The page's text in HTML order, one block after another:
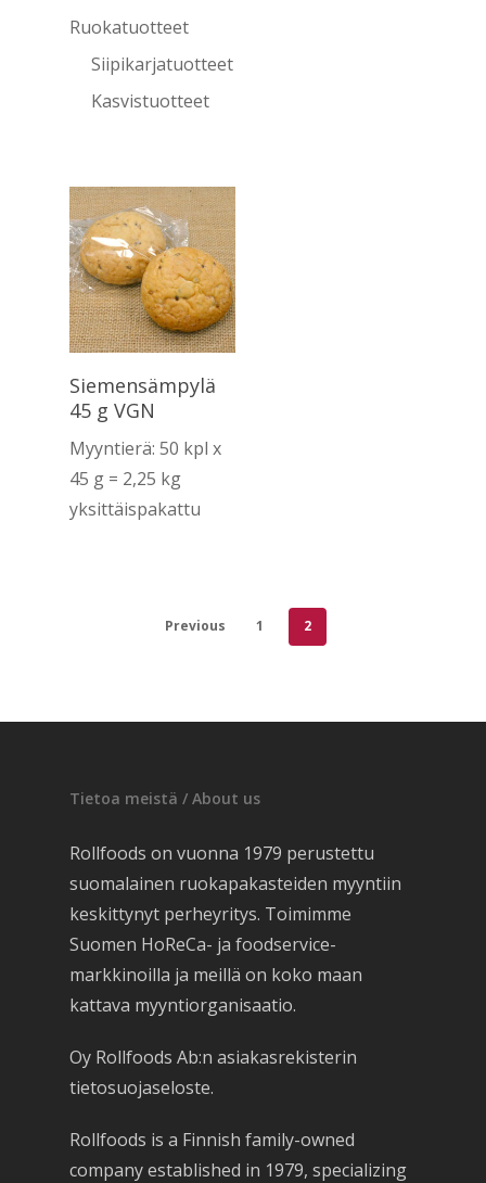
Ruokatuotteet
Siipikarjatuotteet
Kasvistuotteet
Lue Lisää
Siemensämpylä
45 g VGN
Myyntierä: 50 kpl x
45 g = 2,25 kg
yksittäispakattu
Previous 1 2
Tietoa meistä / About us
Rollfoods on vuonna 1979 perustettu
suomalainen ruokapakasteiden myyntiin
keskittynyt perheyritys. Toimimme
Suomen HoReCa- ja foodservice-
markkinoilla ja meillä on koko maan
kattava myyntiorganisaatio.
Oy Rollfoods Ab:n asiakasrekisterin
tietosuojaseloste.
Rollfoods is a Finnish family-owned
company established in 1979, specializing